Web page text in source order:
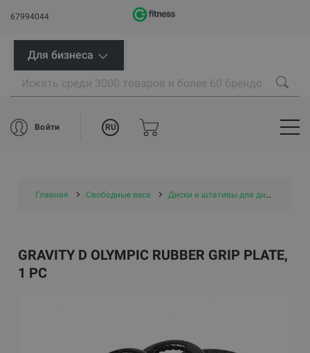
67994044
Для бизнеса
Войти RU
Главная Свободные веса Диски и штативы для дисков
GRAVITY D OLYMPIC RUBBER GRIP PLATE,
1 PC